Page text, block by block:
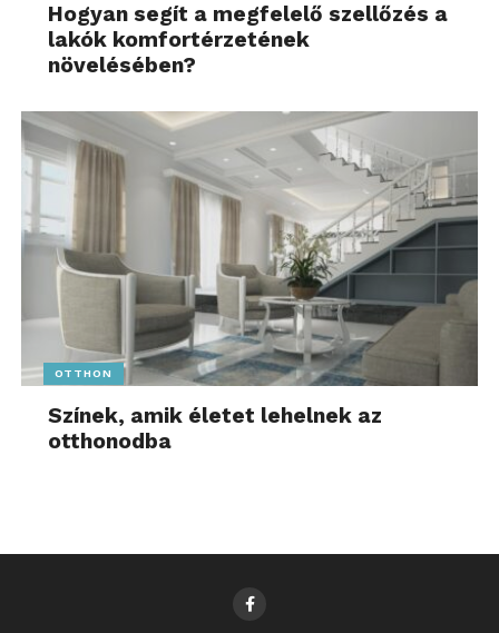
Hogyan segít a megfelelő szellőzés a
lakók komfortérzetének
növelésében?
OTTHON
Színek, amik életet lehelnek az
otthonodba